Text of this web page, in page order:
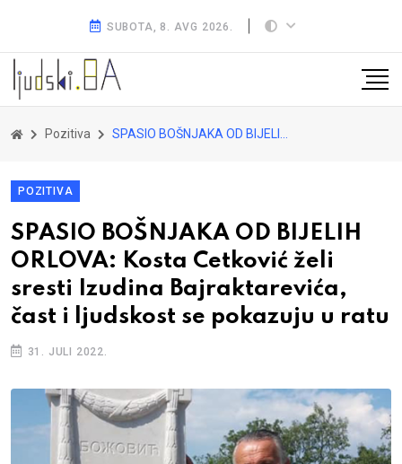
SUBOTA, 8. AVG 2026.
Pozitiva SPASIO BOŠNJAKA OD BIJELIH ORLOVA: Kosta Cetković želi sresti Izudina Bajraktarevića, čast i ljudskost se pokazuju u ratu
POZITIVA
SPASIO BOŠNJAKA OD BIJELIH
ORLOVA: Kosta Cetković želi
sresti Izudina Bajraktarevića,
čast i ljudskost se pokazuju u ratu
31. JULI 2022.